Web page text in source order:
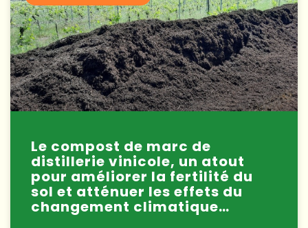
Le compost de marc de
distillerie vinicole, un atout
pour améliorer la fertilité du
sol et atténuer les effets du
changement climatique…